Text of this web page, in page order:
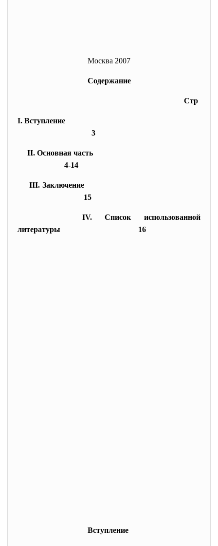
Москва 2007
Содержание
Стр
I. Вступление
3
II. Основная часть
4-14
III. Заключение
15
IV. Список использованной
литературы
16
Вступление